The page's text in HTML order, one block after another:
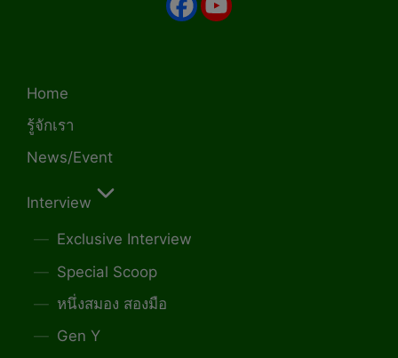
Home
รู้จักเรา
News/Event
Interview
Exclusive Interview
Special Scoop
หนึ่งสมอง สองมือ
Gen Y